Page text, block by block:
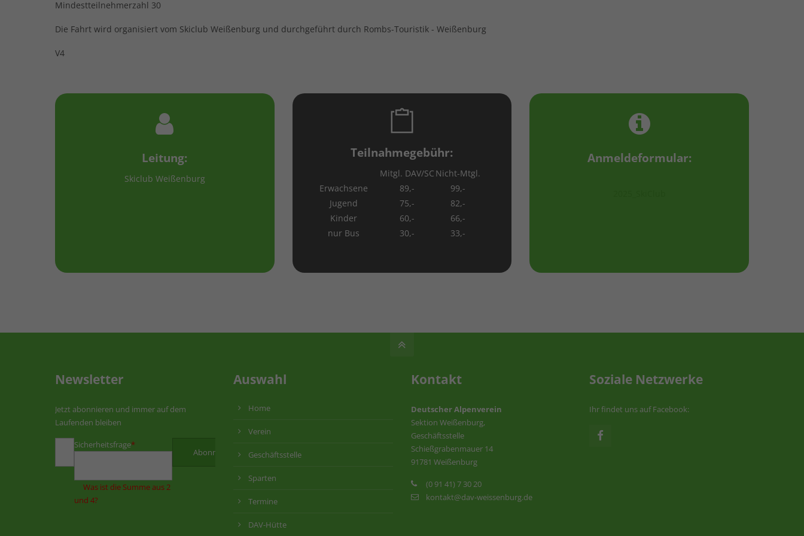
Mindestteilnehmerzahl 30
Die Fahrt wird organisiert vom Skiclub Weißenburg und durchgeführt durch Rombs-Touristik - Weißenburg
V4
Leitung:
Skiclub Weißenburg
Teilnahmegebühr:
Mitgl. DAV/SC Nicht-Mtgl.
Erwachsene
89,-
99,-
Jugend
75,-
82,-
Kinder
60,-
66,-
nur Bus
30,- 33,-
Anmeldeformular:
Newsletter
Jetzt abonnieren und immer auf dem
Laufenden bleiben
Sicherheitsfrage*
Was ist die Summe aus 2
und 4?
Auswahl
Home
Verein
Geschäftsstelle
Sparten
Termine
DAV-Hütte
Kontakt
Deutscher Alpenverein
Sektion Weißenburg,
Geschäftsstelle
Schießgrabenmauer 14
91781 Weißenburg
(0 91 41) 7 30 20
kontakt@dav-weissenburg.de
Soziale Netzwerke
Ihr findet uns auf Facebook: